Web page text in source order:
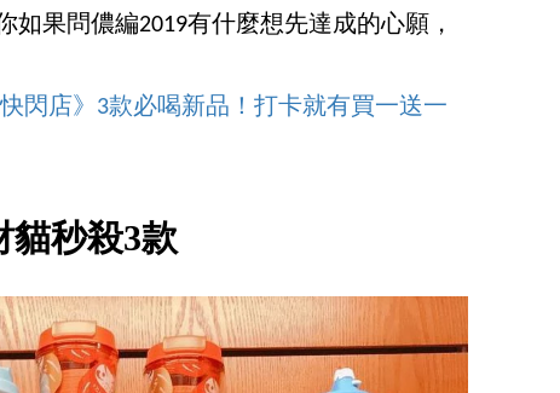
如果問儂編2019有什麼想先達成的心願，
快閃店》3款必喝新品！打卡就有買一送一
貓秒殺3款